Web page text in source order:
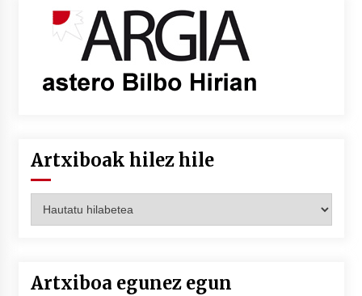
Artxiboak hilez hile
hilez
Artxiboa egunez egun